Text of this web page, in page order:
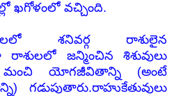
ఖగోళంలో వచ్చింది.
శనివర్గ రాశులైన
జన్మించిన శిశువులు
మంచి యోగజీవితాన్ని (అంటే
గడుపుతారు.రాహుకేతువులు